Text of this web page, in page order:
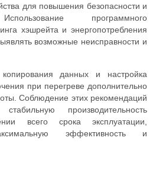
для повышения безопасности и
программного
хэшрейта и энергопотребления
возможные неисправности и
копирования данных и настройка
при перегреве дополнительно
Соблюдение этих рекомендаций
производительность
всего срока эксплуатации,
эффективность и